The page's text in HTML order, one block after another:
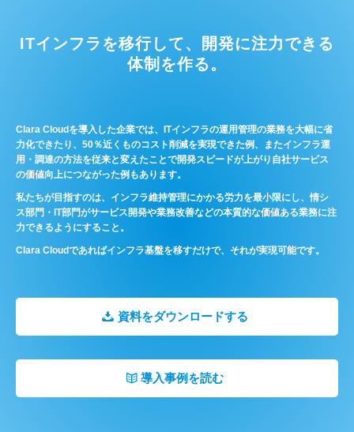
ITインフラを移行して、開発に注力できる
体制を作る。
Clara Cloudを導入した企業では、ITインフラの運用管理の業務を大幅に省
力化できたり、50％近くものコスト削減を実現できた例、またインフラ運
用・調達の方法を従来と変えたことで開発スピードが上がり自社サービス
の価値向上につながった例もあります。
私たちが目指すのは、インフラ維持管理にかかる労力を最小限にし、情シ
ス部門・IT部門がサービス開発や業務改善などの本質的な価値ある業務に注
力できるようにすること。
Clara Cloudであればインフラ基盤を移すだけで、それが実現可能です。
資料をダウンロードする
導入事例を読む